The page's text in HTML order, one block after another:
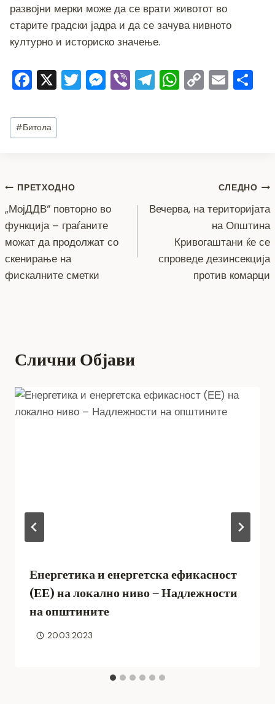
развојни мерки може да се врати животот во
старите градски јадра и да се зачува нивното
културно и историско значење.
F
c
e
o
o
k
X T M Vi T W C E
Post
Tags:
#Битола
Навигација
на
напис
ПРЕТХОДНО
„МојДДВ“ повторно во
функција – граѓаните
можат да продолжат со
скенирање на
фискалните сметки
СЛЕДНО
Вечерва, на територијата
на Општина
Кривогаштани ќе се
спроведе дезинсекција
против комарци
Слични Објави
Енергетика и енергетска ефикасност
(ЕЕ) на локално ниво – Надлежности
на општините
20.03.2023